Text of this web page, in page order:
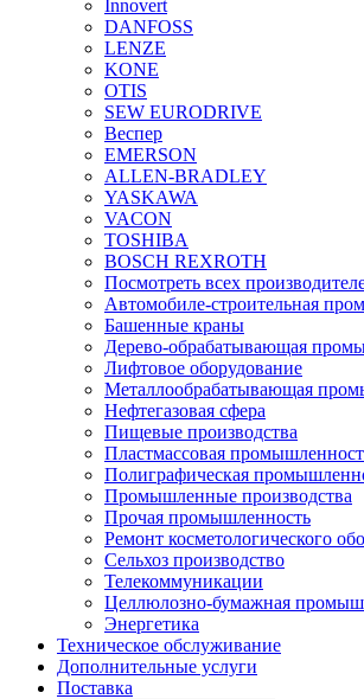
Innovert
DANFOSS
LENZE
KONE
OTIS
SEW EURODRIVE
Веспер
EMERSON
ALLEN-BRADLEY
YASKAWA
VACON
TOSHIBA
BOSCH REXROTH
Посмотреть всех
Автомобиле-строительная
Башенные краны
Дерево-обрабатывающая
Лифтовое оборудование
Металлообрабатывающая
Нефтегазовая сфера
Пищевые производства
Пластмассовая
Полиграфическая
Промышленные производства
Прочая промышленность
Ремонт косметологического
Сельхоз производство
Телекоммуникации
Целлюлозно-бумажная
Энергетика
Техническое обслуживание
Дополнительные услуги
Поставка